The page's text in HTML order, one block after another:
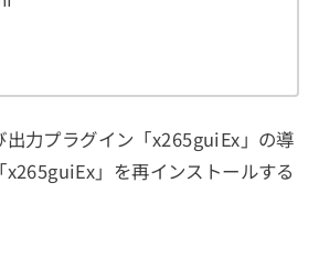
出力プラグイン「x265guiEx」の導
」を再インストールする